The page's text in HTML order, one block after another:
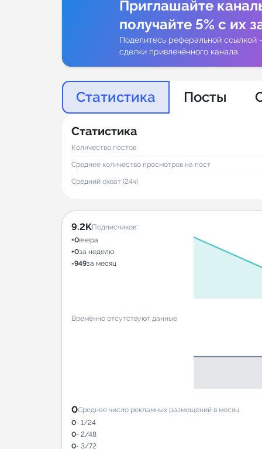
Приглашайте
получайте 5% с их
Поделитесь реферальной ссылкой
сделки привлечённого канала.
Статистика Посты
Статистика
Количество постов
Среднее количество просмотров на пост
Средний охват (24ч)
9.2KПодписчиков*
+0вчера
+0за неделю
-949за месяц
Временно отсутствуют данные
0Среднее число рекламных размещений в месяц
0- 1/24
0- 2/48
0- 3/72